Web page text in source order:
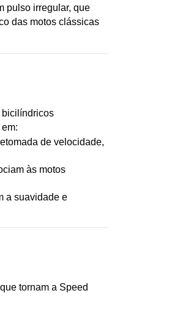
pulso irregular, que
das motos clássicas
bicilíndricos
de velocidade,
às motos
a suavidade e
tornam a Speed